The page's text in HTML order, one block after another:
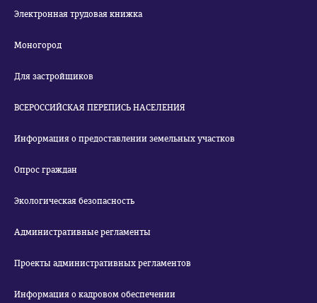
Электронная трудовая книжка
Моногород
Для застройщиков
ВСЕРОССИЙСКАЯ ПЕРЕПИСЬ НАСЕЛЕНИЯ
Информация о предоставлении земельных участков
Опрос граждан
Экологическая безопасность
Административные регламенты
Проекты административных регламентов
Информация о кадровом обеспечении